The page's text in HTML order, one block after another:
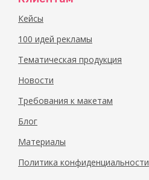
Кейсы
100 идей рекламы
Тематическая продукция
Новости
Требования к макетам
Блог
Материалы
Политика конфиденциальности